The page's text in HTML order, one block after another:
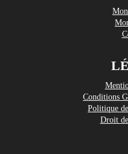
Conditions
Politique
Droit